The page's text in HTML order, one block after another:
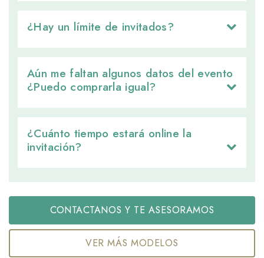
¿Hay un límite de invitados?
Aún me faltan algunos datos del evento
¿Puedo comprarla igual?
¿Cuánto tiempo estará online la
invitación?
CONTACTANOS Y TE ASESORAMOS
VER MÁS MODELOS